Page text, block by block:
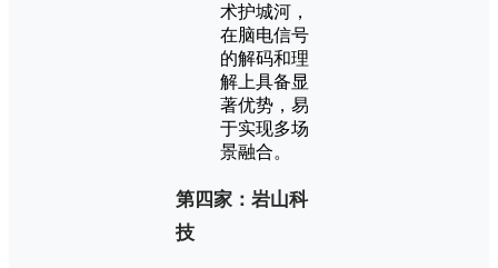
术护城河，
在脑电信号
的解码和理
解上具备显
著优势，易
于实现多场
景融合。
第四家：岩山科
技